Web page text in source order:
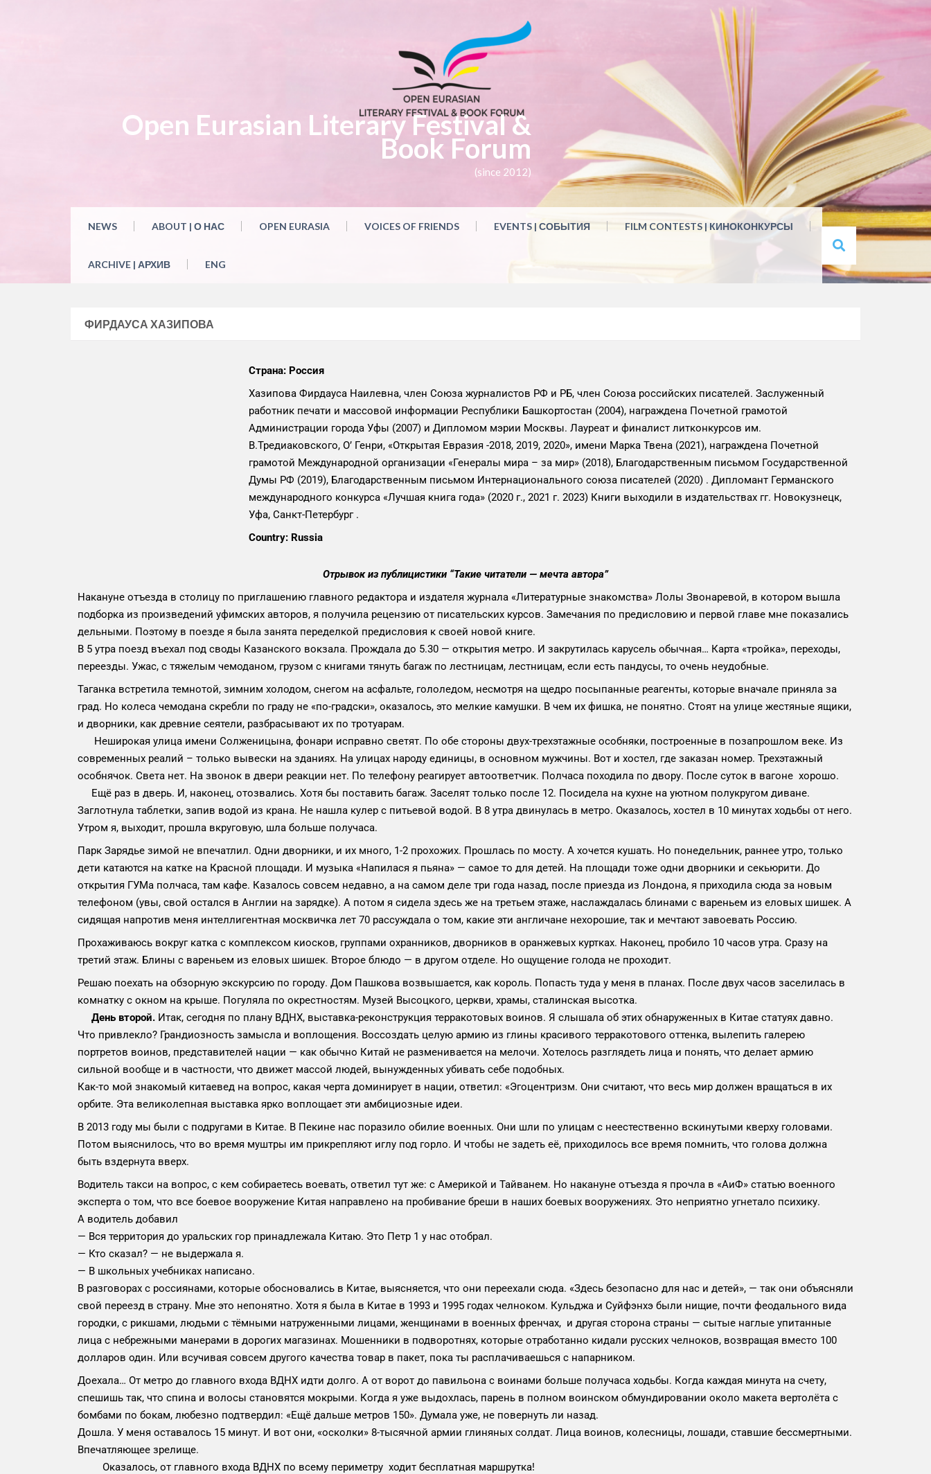
Open Eurasian Literary Festival &
Book Forum
(since 2012)
NEWS ABOUT | О НАС OPEN EURASIA VOICES OF FRIENDS EVENTS | СОБЫТИЯ FILM CONTESTS | КИНОКОНКУРСЫ
ARCHIVE | АРХИВ ENG
ФИРДАУСА ХАЗИПОВА
Страна: Россия
Хазипова Фирдауса Наилевна, член Союза журналистов РФ и РБ, член Союза российских писателей. Заслуженный
работник печати и массовой информации Республики Башкортостан (2004), награждена Почетной грамотой
Администрации города Уфы (2007) и Дипломом мэрии Москвы. Лауреат и финалист литконкурсов им.
В.Тредиаковского, О’ Генри, «Открытая Евразия -2018, 2019, 2020», имени Марка Твена (2021), награждена Почетной
грамотой Международной организации «Генералы мира – за мир» (2018), Благодарственным письмом Государственной
Думы РФ (2019), Благодарственным письмом Интернационального союза писателей (2020) . Дипломант Германского
международного конкурса «Лучшая книга года» (2020 г., 2021 г. 2023) Книги выходили в издательствах гг. Новокузнецк,
Уфа, Санкт-Петербург .
Country: Russia
Отрывок из публицистики “Такие читатели — мечта автора”
Накануне отъезда в столицу по приглашению главного редактора и издателя журнала «Литературные знакомства» Лолы Звонаревой, в котором вышла
подборка из произведений уфимских авторов, я получила рецензию от писательских курсов. Замечания по предисловию и первой главе мне показались
дельными. Поэтому в поезде я была занята переделкой предисловия к своей новой книге.
В 5 утра поезд въехал под своды Казанского вокзала. Прождала до 5.30 — открытия метро. И закрутилась карусель обычная… Карта «тройка», переходы,
переезды. Ужас, с тяжелым чемоданом, грузом с книгами тянуть багаж по лестницам, лестницам, если есть пандусы, то очень неудобные.
Таганка встретила темнотой, зимним холодом, снегом на асфальте, гололедом, несмотря на щедро посыпанные реагенты, которые вначале приняла за
град. Но колеса чемодана скребли по граду не «по-градски», оказалось, это мелкие камушки. В чем их фишка, не понятно. Стоят на улице жестяные ящики,
и дворники, как древние сеятели, разбрасывают их по тротуарам.
Неширокая улица имени Солженицына, фонари исправно светят. По обе стороны двух-трехэтажные особняки, построенные в позапрошлом веке. Из
современных реалий – только вывески на зданиях. На улицах народу единицы, в основном мужчины. Вот и хостел, где заказан номер. Трехэтажный
особнячок. Света нет. На звонок в двери реакции нет. По телефону реагирует автоответчик. Полчаса походила по двору. После суток в вагоне хорошо.
Ещё раз в дверь. И, наконец, отозвались. Хотя бы поставить багаж. Заселят только после 12. Посидела на кухне на уютном полукругом диване.
Заглотнула таблетки, запив водой из крана. Не нашла кулер с питьевой водой. В 8 утра двинулась в метро. Оказалось, хостел в 10 минутах ходьбы от него.
Утром я, выходит, прошла вкруговую, шла больше получаса.
Парк Зарядье зимой не впечатлил. Одни дворники, и их много, 1-2 прохожих. Прошлась по мосту. А хочется кушать. Но понедельник, раннее утро, только
дети катаются на катке на Красной площади. И музыка «Напилася я пьяна» — самое то для детей. На площади тоже одни дворники и секьюрити. До
открытия ГУМа полчаса, там кафе. Казалось совсем недавно, а на самом деле три года назад, после приезда из Лондона, я приходила сюда за новым
телефоном (увы, свой остался в Англии на зарядке). А потом я сидела здесь же на третьем этаже, наслаждалась блинами с вареньем из еловых шишек. А
сидящая напротив меня интеллигентная москвичка лет 70 рассуждала о том, какие эти англичане нехорошие, так и мечтают завоевать Россию.
Прохаживаюсь вокруг катка с комплексом киосков, группами охранников, дворников в оранжевых куртках. Наконец, пробило 10 часов утра. Сразу на
третий этаж. Блины с вареньем из еловых шишек. Второе блюдо — в другом отделе. Но ощущение голода не проходит.
Решаю поехать на обзорную экскурсию по городу. Дом Пашкова возвышается, как король. Попасть туда у меня в планах. После двух часов заселилась в
комнатку с окном на крыше. Погуляла по окрестностям. Музей Высоцкого, церкви, храмы, сталинская высотка.
День второй. Итак, сегодня по плану ВДНХ, выставка-реконструкция терракотовых воинов. Я слышала об этих обнаруженных в Китае статуях давно.
Что привлекло? Грандиозность замысла и воплощения. Воссоздать целую армию из глины красивого терракотового оттенка, вылепить галерею
портретов воинов, представителей нации — как обычно Китай не разменивается на мелочи. Хотелось разглядеть лица и понять, что делает армию
сильной вообще и в частности, что движет массой людей, вынужденных убивать себе подобных.
Как-то мой знакомый китаевед на вопрос, какая черта доминирует в нации, ответил: «Эгоцентризм. Они считают, что весь мир должен вращаться в их
орбите. Эта великолепная выставка ярко воплощает эти амбициозные идеи.
В 2013 году мы были с подругами в Китае. В Пекине нас поразило обилие военных. Они шли по улицам с неестественно вскинутыми кверху головами.
Потом выяснилось, что во время муштры им прикрепляют иглу под горло. И чтобы не задеть её, приходилось все время помнить, что голова должна
быть вздернута вверх.
Водитель такси на вопрос, с кем собираетесь воевать, ответил тут же: с Америкой и Тайванем. Но накануне отъезда я прочла в «АиФ» статью военного
эксперта о том, что все боевое вооружение Китая направлено на пробивание бреши в наших боевых вооружениях. Это неприятно угнетало психику.
А водитель добавил
— Вся территория до уральских гор принадлежала Китаю. Это Петр 1 у нас отобрал.
— Кто сказал? — не выдержала я.
— В школьных учебниках написано.
В разговорах с россиянами, которые обосновались в Китае, выясняется, что они переехали сюда. «Здесь безопасно для нас и детей», — так они объясняли
свой переезд в страну. Мне это непонятно. Хотя я была в Китае в 1993 и 1995 годах челноком. Кульджа и Суйфэнхэ были нищие, почти феодального вида
городки, с рикшами, людьми с тёмными натруженными лицами, женщинами в военных френчах, и другая сторона страны — сытые наглые упитанные
лица с небрежными манерами в дорогих магазинах. Мошенники в подворотнях, которые отработанно кидали русских челноков, возвращая вместо 100
долларов один. Или всучивая совсем другого качества товар в пакет, пока ты расплачиваешься с напарником.
Доехала… От метро до главного входа ВДНХ идти долго. А от ворот до павильона с воинами больше получаса ходьбы. Когда каждая минута на счету,
спешишь так, что спина и волосы становятся мокрыми. Когда я уже выдохлась, парень в полном воинском обмундировании около макета вертолёта с
бомбами по бокам, любезно подтвердил: «Ещё дальше метров 150». Думала уже, не повернуть ли назад.
Дошла. У меня оставалось 15 минут. И вот они, «осколки» 8-тысячной армии глиняных солдат. Лица воинов, колесницы, лошади, ставшие бессмертными.
Впечатляющее зрелище.
Оказалось, от главного входа ВДНХ по всему периметру ходит бесплатная маршрутка!